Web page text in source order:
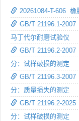
20261084-T-606
GB/T 21196.1-
马丁代尔耐磨试验仪
GB/T 21196.2-
分：试样破损的测定
GB/T 21196.3-
分：质量损失的测定
GB/T 21196.2-
分：试样破损的测定